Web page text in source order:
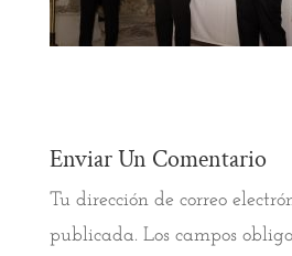
Enviar Un Comentario
Tu dirección de correo
publicada. Los campos